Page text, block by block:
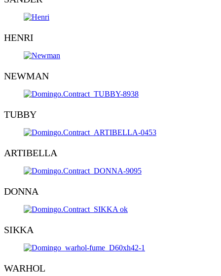
HENRI
NEWMAN
TUBBY
ARTIBELLA
DONNA
SIKKA
WARHOL